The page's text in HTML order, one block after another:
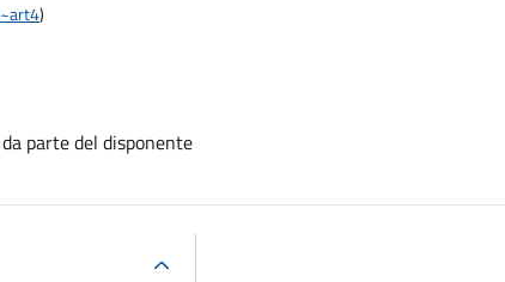
)
parte del disponente